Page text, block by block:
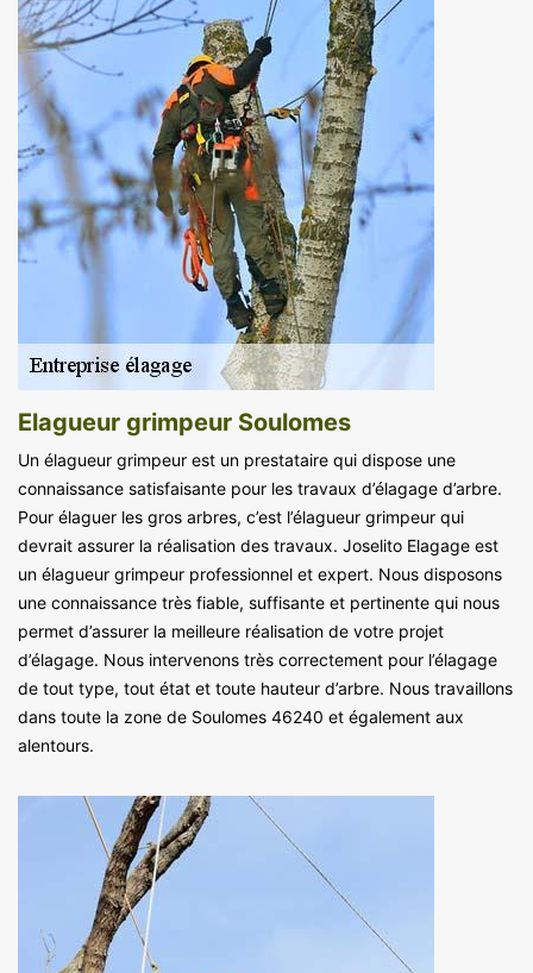
Elagueur grimpeur Soulomes
Un élagueur grimpeur est un prestataire qui dispose une
connaissance satisfaisante pour les travaux d’élagage d’arbre.
Pour élaguer les gros arbres, c’est l’élagueur grimpeur qui
devrait assurer la réalisation des travaux. Joselito Elagage est
un élagueur grimpeur professionnel et expert. Nous disposons
une connaissance très fiable, suffisante et pertinente qui nous
permet d’assurer la meilleure réalisation de votre projet
d’élagage. Nous intervenons très correctement pour l’élagage
de tout type, tout état et toute hauteur d’arbre. Nous travaillons
dans toute la zone de Soulomes 46240 et également aux
alentours.